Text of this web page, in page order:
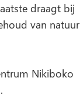
draagt bij
van natuur
Nikiboko